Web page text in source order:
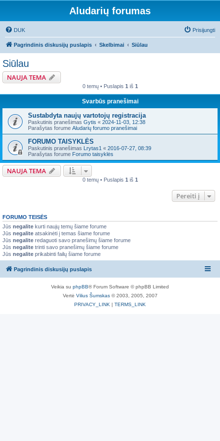
Aludarių forumas
DUK Prisijungti
Pagrindinis diskusijų puslapis Skelbimai Siūlau
Siūlau
NAUJA TEMA
0 temų • Puslapis 1 iš 1
Svarbūs pranešimai
Sustabdyta naujų vartotojų registracija
Paskutinis pranešimas Gytis « 2024-11-03, 12:38
Parašytas forume Aludarių forumo pranešimai
FORUMO TAISYKLĖS
Paskutinis pranešimas Lrytas1 « 2016-07-27, 08:39
Parašytas forume Forumo taisyklės
NAUJA TEMA
0 temų • Puslapis 1 iš 1
Pereiti į
FORUMO TEISĖS
Jūs negalite kurti naujų temų šiame forume
Jūs negalite atsakinėti į temas šiame forume
Jūs negalite redaguoti savo pranešimų šiame forume
Jūs negalite trinti savo pranešimų šiame forume
Jūs negalite prikabinti failų šiame forume
Pagrindinis diskusijų puslapis
Veikia su phpBB® Forum Software © phpBB Limited
Vertė Vilius Šumskas© 2003, 2005, 2007
PRIVACY_LINK | TERMS_LINK